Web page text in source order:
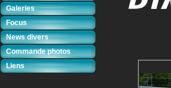
Galeries
Focus
News divers
Commande photos
Liens